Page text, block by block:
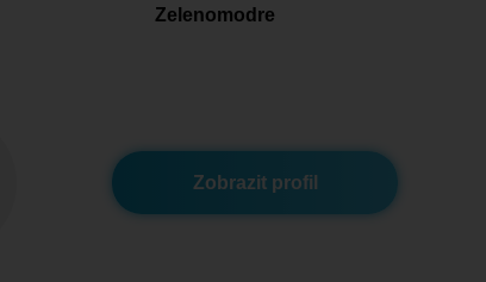
Zelenomodre
Zobrazit profil